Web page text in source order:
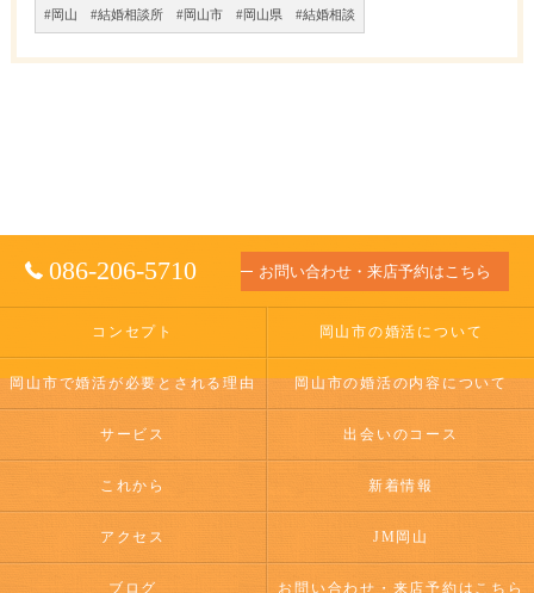
#岡山 #結婚相談所 #岡山市 #岡山県 #結婚相談
086-206-5710 お問い合わせ・来店予約はこちら
コンセプト 岡山市の婚活について
岡山市で婚活が必要とされる理由 岡山市の婚活の内容について
サービス 出会いのコース
これから 新着情報
アクセス JM岡山
ブログ お問い合わせ・来店予約はこちら